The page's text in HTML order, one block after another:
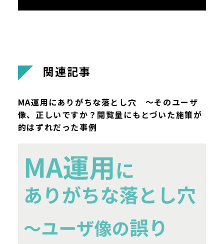
関連記事
MA運用にありがちな落とし穴 ～そのユーザ
像、正しいですか？閲覧量にもとづいた施策が
的はずれだった事例